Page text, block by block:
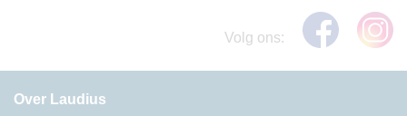
Volg ons:
Over Laudius